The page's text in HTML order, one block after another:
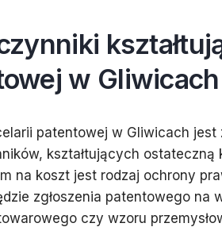
w Gliwicach
patentowej w Gliwicach
kształtujących ostateczną
na koszt jest rodzaj ochrony
zgłoszenia patentowego na
czy wzoru